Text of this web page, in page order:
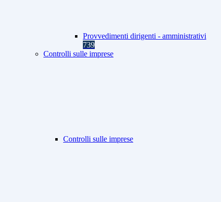
Provvedimenti dirigenti - amministrativi
739
Controlli sulle imprese
Controlli sulle imprese